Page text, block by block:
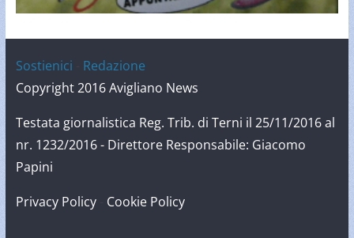
Sostienici
Redazione
Copyright 2016 Avigliano News
Testata giornalistica Reg. Trib. di Terni il 25/11/2016 al
nr. 1232/2016 - Direttore Responsabile: Giacomo
Papini
Privacy Policy- Cookie Policy